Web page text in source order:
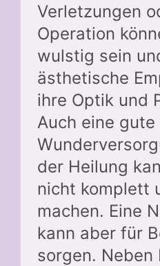
Verletzungen
Operation
wulstig sein
ästhetische
ihre Optik und
Auch eine gute
der Heilung
nicht komplett
machen. Eine
kann aber für
sorgen. Neben